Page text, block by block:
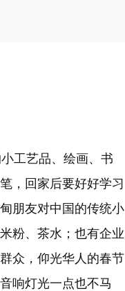
工艺品、绘画、书
，回家后要好好学习
朋友对中国的传统小
粉、茶水；也有企业
众，仰光华人的春节
响灯光一点也不马